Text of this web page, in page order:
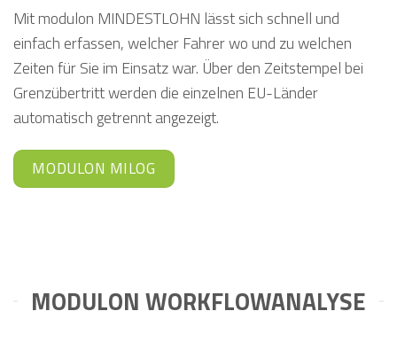
Mit modulon MINDESTLOHN lässt sich schnell und
einfach erfassen, welcher Fahrer wo und zu welchen
Zeiten für Sie im Einsatz war. Über den Zeitstempel bei
Grenzübertritt werden die einzelnen EU-Länder
automatisch getrennt angezeigt.
MODULON MILOG
MODULON WORKFLOWANALYSE